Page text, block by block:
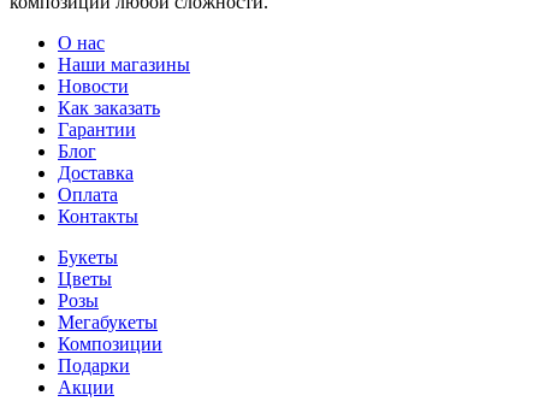
О нас
Наши магазины
Новости
Как заказать
Гарантии
Блог
Доставка
Оплата
Контакты
Букеты
Цветы
Розы
Мегабукеты
Композиции
Подарки
Акции